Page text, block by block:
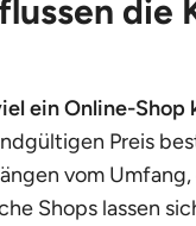
die
ein Online-Shop
Preis
vom
Shops lassen